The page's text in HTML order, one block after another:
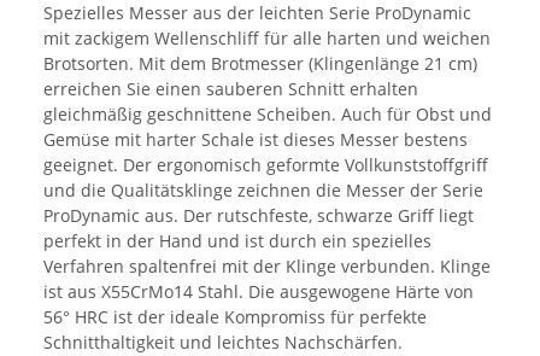
Spezielles Messer aus der leichten Serie ProDynamic
mit zackigem Wellenschliff für alle harten und weichen
Brotsorten. Mit dem Brotmesser (Klingenlänge 21 cm)
erreichen Sie einen sauberen Schnitt erhalten
gleichmäßig geschnittene Scheiben. Auch für Obst und
Gemüse mit harter Schale ist dieses Messer bestens
geeignet. Der ergonomisch geformte Vollkunststoffgriff
und die Qualitätsklinge zeichnen die Messer der Serie
ProDynamic aus. Der rutschfeste, schwarze Griff liegt
perfekt in der Hand und ist durch ein spezielles
Verfahren spaltenfrei mit der Klinge verbunden. Klinge
ist aus X55CrMo14 Stahl. Die ausgewogene Härte von
56° HRC ist der ideale Kompromiss für perfekte
Schnitthaltigkeit und leichtes Nachschärfen.